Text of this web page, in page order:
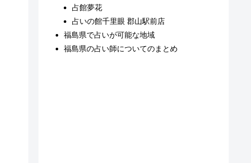
占館夢花
占いの館千里眼 郡山駅前店
福島県で占いが可能な地域
福島県の占い師についてのまとめ